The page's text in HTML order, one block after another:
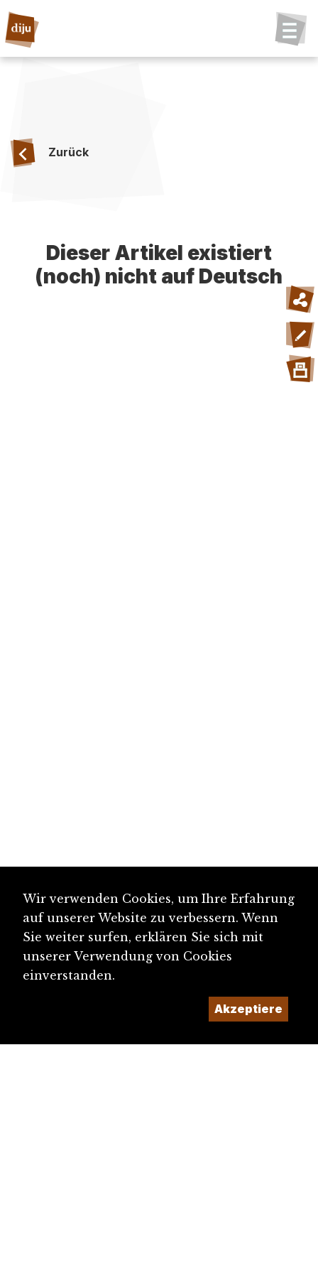
Zurück
Dieser Artikel existiert
(noch) nicht auf Deutsch
Wir verwenden Cookies, um Ihre Erfahrung
auf unserer Website zu verbessern. Wenn
Sie weiter surfen, erklären Sie sich mit
unserer Verwendung von Cookies
einverstanden.
Akzeptiere